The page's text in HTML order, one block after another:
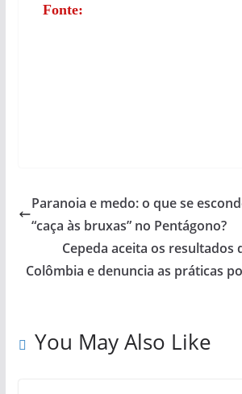
Fonte:
Paranoia e medo: o que se
“caça às bruxas” no Pentágono?
Cepeda aceita os resultados
Colômbia e denuncia as práticas
You May Also Like